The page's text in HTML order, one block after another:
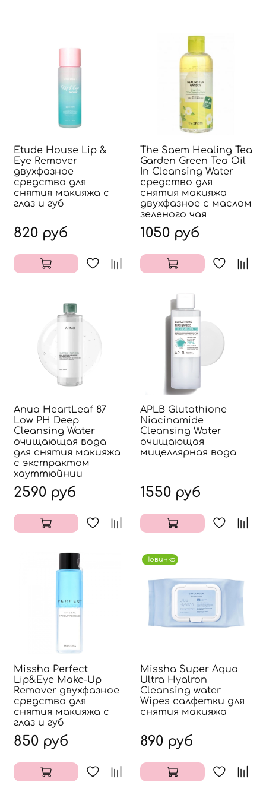
Etude House Lip &
Eye Remover
двухфазное
средство для
снятия макияжа с
глаз и губ
820 руб
The Saem Healing Tea
Garden Green Tea Oil
In Cleansing Water
средство для
снятия макияжа
двухфазное с маслом
зеленого чая
1050 руб
Anua HeartLeaf 87
Low PH Deep
Cleansing Water
очищающая вода
для снятия макияжа
с экстрактом
хауттюйнии
2590 руб
APLB Glutathione
Niacinamide
Cleansing Water
очищающая
мицеллярная вода
1550 руб
Missha Perfect
Lip&Eye Make-Up
Remover двухфазное
средство для
снятия макияжа с
глаз и губ
850 руб
Новинка
Missha Super Aqua
Ultra Hyalron
Cleansing water
Wipes салфетки для
снятия макияжа
890 руб